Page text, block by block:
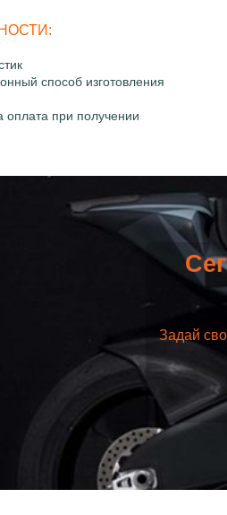
способ изготовления
оплата при получении
Задай